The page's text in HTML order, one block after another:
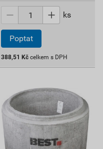
ks
Poptat
388,51 Kč celkem s DPH